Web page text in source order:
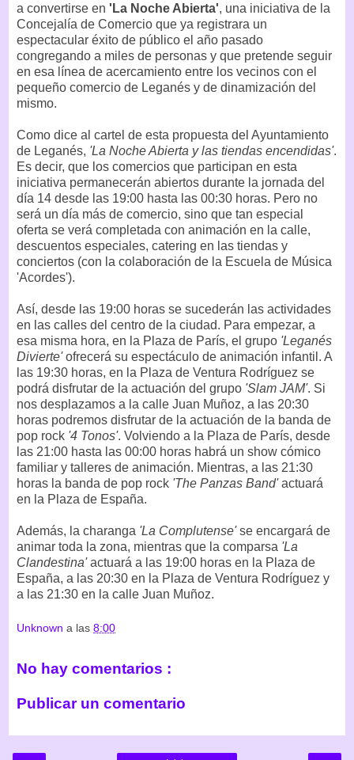
a convertirse en 'La Noche Abierta', una iniciativa de la
Concejalía de Comercio que ya registrara un
espectacular éxito de público el año pasado
congregando a miles de personas y que pretende seguir
en esa línea de acercamiento entre los vecinos con el
pequeño comercio de Leganés y de dinamización del
mismo.
Como dice al cartel de esta propuesta del Ayuntamiento
de Leganés, 'La Noche Abierta y las tiendas encendidas'.
Es decir, que los comercios que participan en esta
iniciativa permanecerán abiertos durante la jornada del
día 14 desde las 19:00 hasta las 00:30 horas. Pero no
será un día más de comercio, sino que tan especial
oferta se verá completada con animación en la calle,
descuentos especiales, catering en las tiendas y
conciertos (con la colaboración de la Escuela de Música
'Acordes').
Así, desde las 19:00 horas se sucederán las actividades
en las calles del centro de la ciudad. Para empezar, a
esa misma hora, en la Plaza de París, el grupo 'Leganés
Divierte'ofrecerá su espectáculo de animación infantil. A
las 19:30 horas, en la Plaza de Ventura Rodríguez se
podrá disfrutar de la actuación del grupo 'Slam JAM'. Si
nos desplazamos a la calle Juan Muñoz, a las 20:30
horas podremos disfrutar de la actuación de la banda de
pop rock '4 Tonos'. Volviendo a la Plaza de París, desde
las 21:00 hasta las 00:00 horas habrá un show cómico
familiar y talleres de animación. Mientras, a las 21:30
horas la banda de pop rock 'The Panzas Band'actuará
en la Plaza de España.
Además, la charanga 'La Complutense'se encargará de
animar toda la zona, mientras que la comparsa 'La
Clandestina'actuará a las 19:00 horas en la Plaza de
España, a las 20:30 en la Plaza de Ventura Rodríguez y
a las 21:30 en la calle Juan Muñoz.
Unknown a las 8:00
No hay comentarios :
Publicar un comentario